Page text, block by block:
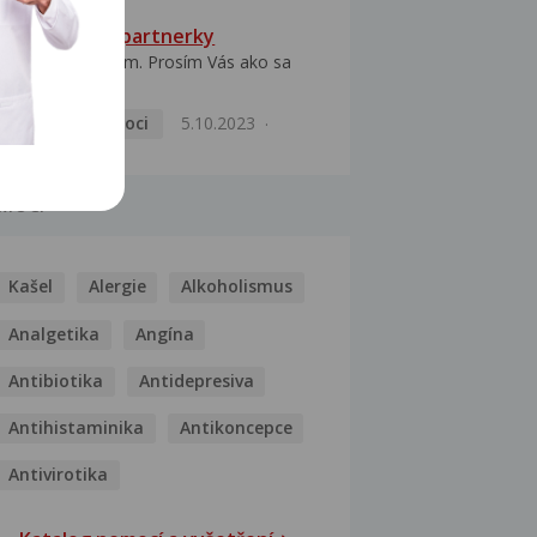
HPV typ 52 u partnerky
Dobrý deň prajem. Prosím Vás ako sa
Pohlavní nemoci
5.10.2023
Kašel Alergie Alkoholismus
Analgetika Angína
Antibiotika Antidepresiva
Antihistaminika Antikoncepce
Antivirotika